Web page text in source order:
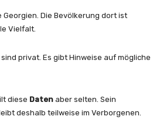
Georgien. Die Bevölkerung dort ist
Vielfalt.
privat. Es gibt Hinweise auf mögliche
diese Daten aber selten. Sein
deshalb teilweise im Verborgenen.